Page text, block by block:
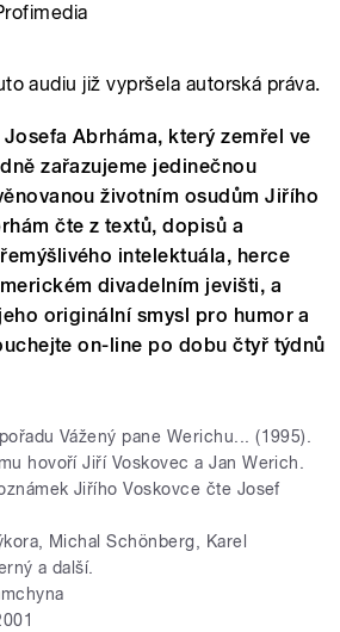
audiu již vypršela autorská práva.
Abrháma, který zemřel ve
zařazujeme jedinečnou
životním osudům Jiřího
čte z textů, dopisů a
intelektuála, herce
divadelním jevišti, a
originální smysl pro humor a
on-line po dobu čtyř týdnů
Vážený pane Werichu... (1995).
hovoří Jiří Voskovec a Jan Werich.
Jiřího Voskovce čte Josef
Michal Schönberg, Karel
a další.